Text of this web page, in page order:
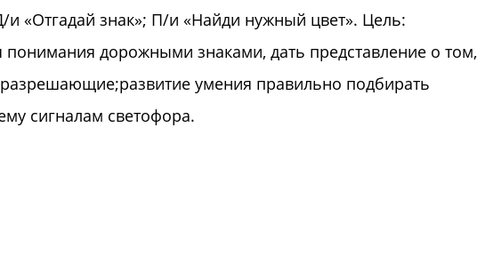
«Отгадай знак»; П/и «Найди нужный цвет». Цель:
понимания дорожными знаками, дать представление о том,
умения правильно подбирать
сигналам светофора.